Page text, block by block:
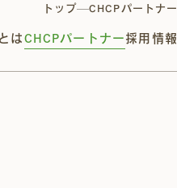
はCHCPパートナー採用情報
トップ CHCPパートナー